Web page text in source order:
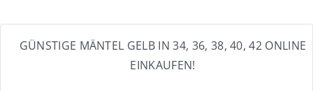
GÜNSTIGE MÄNTEL GELB IN 34, 36, 38, 40, 42 ONLINE
EINKAUFEN!